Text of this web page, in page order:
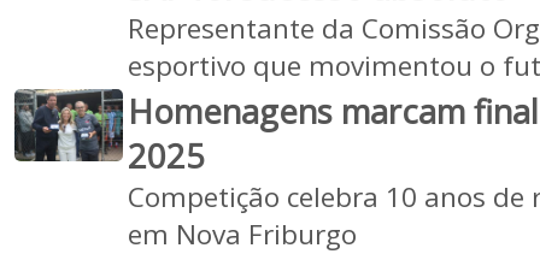
Representante da Comissão
esportivo que movimentou o
Homenagens marcam
2025
Competição celebra 10 anos
em Nova Friburgo